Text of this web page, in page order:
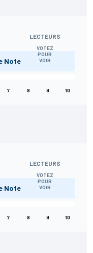
LECTEURS
VOTEZ
POUR
VOIR
Note
7 8 9 10
LECTEURS
VOTEZ
POUR
VOIR
Note
7 8 9 10